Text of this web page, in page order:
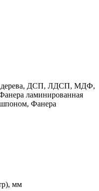
дерева, ДСП, ЛДСП, МДФ,
ламинированная
Фанера
мм